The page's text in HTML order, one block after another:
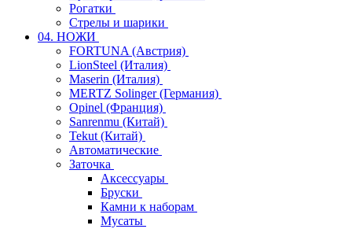
Рогатки
Стрелы и шарики
04. НОЖИ
FORTUNA (Австрия)
LionSteel (Италия)
Maserin (Италия)
MERTZ Solinger (Германия)
Opinel (Франция)
Sanrenmu (Китай)
Tekut (Китай)
Автоматические
Заточка
Аксессуары
Бруски
Камни к наборам
Мусаты